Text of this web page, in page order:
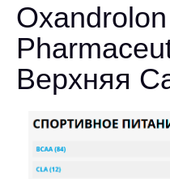
Верхняя